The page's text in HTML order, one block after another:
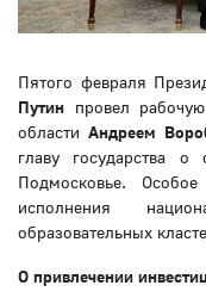
Пятого февраля
Путин провел
области Андреем
главу государства о
Подмосковье.
исполнения
образовательных
О привлечении